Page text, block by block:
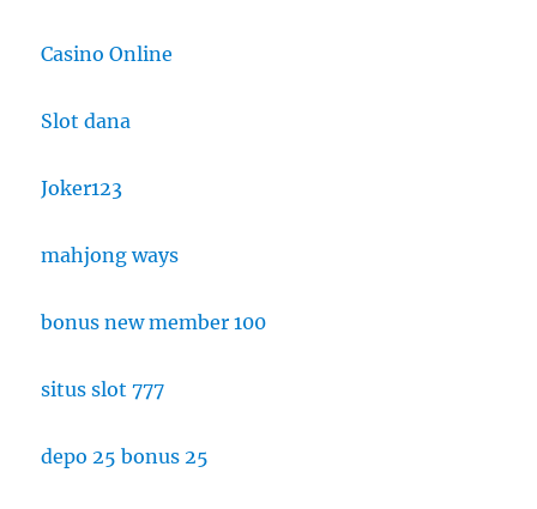
Casino Online
Slot dana
Joker123
mahjong ways
bonus new member 100
situs slot 777
depo 25 bonus 25